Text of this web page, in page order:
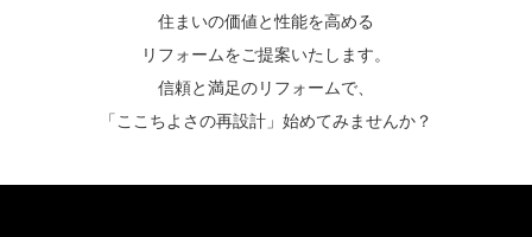
住まいの価値と性能を高める
リフォームをご提案いたします。
信頼と満足のリフォームで、
「ここちよさの再設計」始めてみませんか？